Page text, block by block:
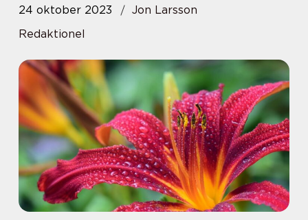
24 oktober 2023
Jon Larsson
Redaktionel